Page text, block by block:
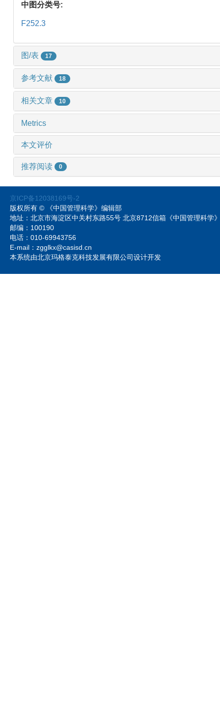
中图分类号:
F252.3
图/表 17
参考文献 18
相关文章 10
Metrics
本文评价
推荐阅读 0
京ICP备12038169号-2
版权所有 © 《中国管理科学》编辑部
地址：北京市海淀区中关村东路55号 北京8712信箱《中国管理科
邮编：100190
电话：010-69943756
E-mail：zgglkx@casisd.cn
本系统由北京玛格泰克科技发展有限公司设计开发